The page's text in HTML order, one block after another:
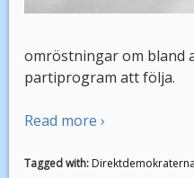
omröstningar om bland
partiprogram att följa.
Read more ›
Tagged with: Direktdemokraterna